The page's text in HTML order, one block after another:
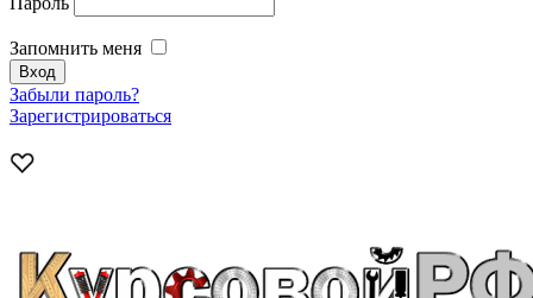
Запомнить меня
Забыли пароль?
Зарегистрироваться